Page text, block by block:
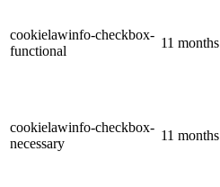
cookielawinfo-checkbox-
functional
11 months
cookielawinfo-checkbox-
necessary
11 months